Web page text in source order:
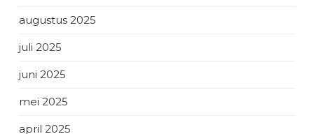
augustus 2025
juli 2025
juni 2025
mei 2025
april 2025